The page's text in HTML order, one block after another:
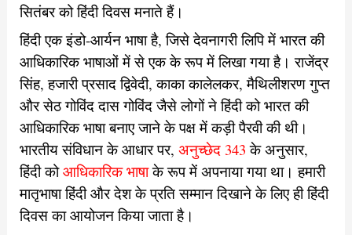
सितंबर को हिंदी दिवस मनाते हैं।
हिंदी एक इंडो-आर्यन भाषा है, जिसे देवनागरी लिपि में भारत की
आधिकारिक भाषाओं में से एक के रूप में लिखा गया है। राजेंद्र
सिंह, हजारी प्रसाद द्विवेदी, काका कालेलकर, मैथिलीशरण गुप्त
और सेठ गोविंद दास गोविंद जैसे लोगों ने हिंदी को भारत की
आधिकारिक भाषा बनाए जाने के पक्ष में कड़ी पैरवी की थी।
भारतीय संविधान के आधार पर, अनुच्छेद 343 के अनुसार,
हिंदी कोआधिकारिक भाषाके रूप में अपनाया गया था। हमारी
मातृभाषा हिंदी और देश के प्रति सम्मान दिखाने के लिए ही हिंदी
दिवस का आयोजन किया जाता है।